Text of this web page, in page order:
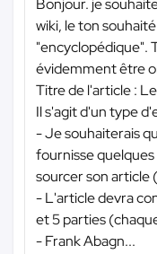
wiki, le ton
"encyclopédique".
évidemment être
Titre de l'article :
Il s'agit d'un type
- Je souhaiterais
fournisse
sourcer son article
- L'article devra
et 5 parties
- Frank Abagn...